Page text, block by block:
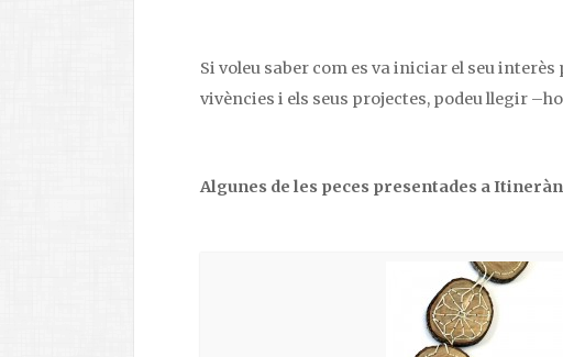
Si voleu saber com es va iniciar el seu
vivències i els seus projectes, podeu llegir
Algunes de les peces presentades a